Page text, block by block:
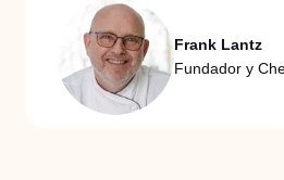
Frank Lantz
Fundador y